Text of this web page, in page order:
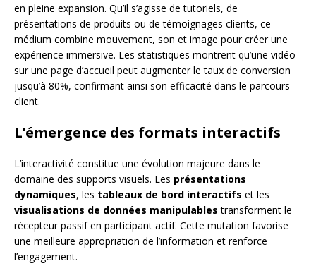
en pleine expansion. Qu’il s’agisse de tutoriels, de
présentations de produits ou de témoignages clients, ce
médium combine mouvement, son et image pour créer une
expérience immersive. Les statistiques montrent qu’une vidéo
sur une page d’accueil peut augmenter le taux de conversion
jusqu’à 80%, confirmant ainsi son efficacité dans le parcours
client.
L’émergence des formats interactifs
L’interactivité constitue une évolution majeure dans le
domaine des supports visuels. Les présentations
dynamiques, les tableaux de bord interactifs et les
visualisations de données manipulables transforment le
récepteur passif en participant actif. Cette mutation favorise
une meilleure appropriation de l’information et renforce
l’engagement.